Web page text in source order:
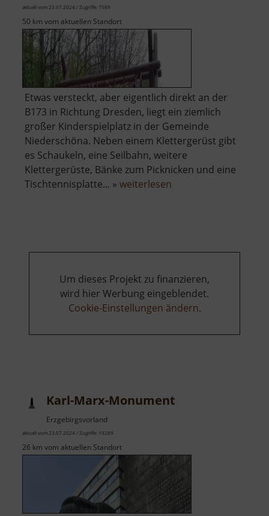
aktuell vom 23.07.2024 / Zugriffe: 7589
50 km vom aktuellen Standort
Etwas versteckt, aber eigentlich direkt an der
B173 in Richtung Dresden, liegt ein ziemlich
großer Kinderspielplatz in der Gemeinde
Niederschöna. Neben einem Klettergerüst gibt
es Schaukeln, eine Seilbahn, weitere
Klettergerüste, Bänke zum Picknicken und eine
Tischtennisplatte... » weiterlesen
Um dieses Projekt zu finanzieren,
wird hier Werbung eingeblendet.
Cookie-Einstellungen ändern.
Karl-Marx-Monument
Erzgebirgsvorland
aktuell vom 23.07.2024 / Zugriffe: 19289
26 km vom aktuellen Standort